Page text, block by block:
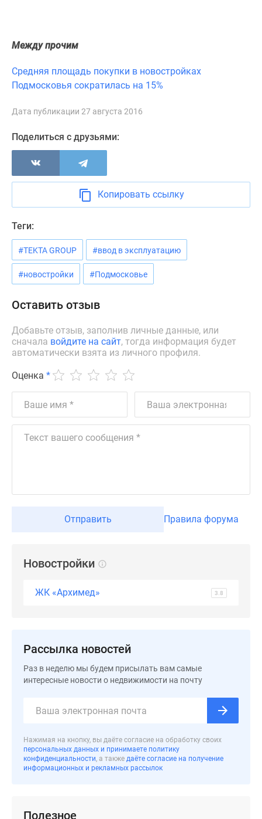
Новости
недвижимости
Мнение
эксперта
рынка
Экспертиза
новостроек
Эксперты
проекте
Контакты
Реклама
сайте
Дзен
места
Апартаменты
ипотека
#рассрочка
ипотека
Квартиры
застройщиком
Программа
Москве
премиум-
Новостройки
бизнес-
класса
ипотека
Между прочим
Средняя площадь покупки в новостройках
Подмосковья сократилась на 15%
Дата публикации 27 августа 2016
Поделиться с друзьями:
Копировать ссылку
Теги:
#TEKTA GROUP #ввод в эксплуатацию
#новостройки #Подмосковье
Оставить отзыв
Добавьте отзыв, заполнив личные данные, или
сначала войдите на сайт, тогда информация будет
автоматически взята из личного профиля.
Оценка *
Отправить Правила форума
Новостройки
ЖК «Архимед» 3.8
Рассылка новостей
Раз в неделю мы будем присылать вам самые
интересные новости о недвижимости на почту
Нажимая на кнопку, вы даёте согласие на обработку своих
персональных данных и принимаете политику
конфиденциальности, а также даёте согласие на получение
информационных и рекламных рассылок
Полезное